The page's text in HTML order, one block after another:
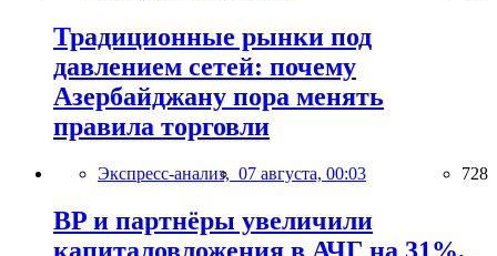
Традиционные рынки под
давлением сетей: почему
Азербайджану пора менять
правила торговли
Экспресс-анализ, 07 августа, 00:03 728
BP и партнёры увеличили
капиталовложения в АЧГ на 31%,